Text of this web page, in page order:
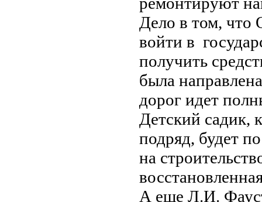
Дело в том, что
войти в
получить
была
дорог идет
Детский садик,
подряд, будет
на
А еще Л.И.